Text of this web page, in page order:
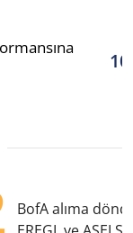
BofA alıma